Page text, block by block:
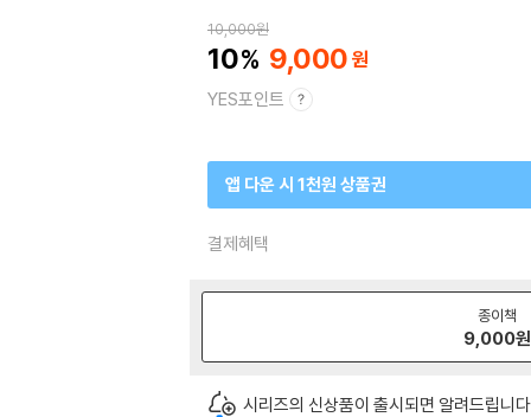
10,000원
10 9,000
YES포인트
앱 다운 시 1천원 상품권
결제혜택
종이책
9,000원
시리즈의 신상품이 출시되면 알려드립니